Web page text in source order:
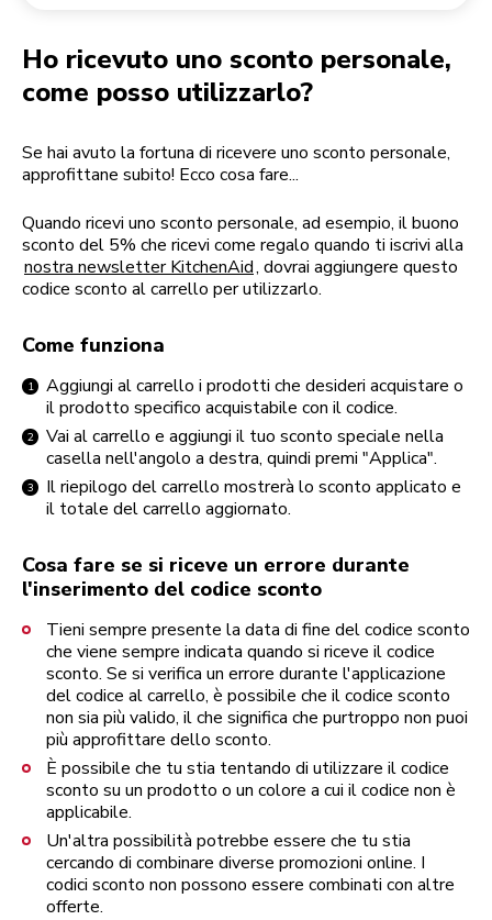
Ho ricevuto uno sconto personale,
come posso utilizzarlo?
Se hai avuto la fortuna di ricevere uno sconto personale,
approfittane subito! Ecco cosa fare...
Quando ricevi uno sconto personale, ad esempio, il buono
sconto del 5% che ricevi come regalo quando ti iscrivi alla
nostra newsletter KitchenAid, dovrai aggiungere questo
codice sconto al carrello per utilizzarlo.
Come funziona
Aggiungi al carrello i prodotti che desideri acquistare o
il prodotto specifico acquistabile con il codice.
Vai al carrello e aggiungi il tuo sconto speciale nella
casella nell'angolo a destra, quindi premi "Applica".
Il riepilogo del carrello mostrerà lo sconto applicato e
il totale del carrello aggiornato.
Cosa fare se si riceve un errore durante
l'inserimento del codice sconto
Tieni sempre presente la data di fine del codice sconto
che viene sempre indicata quando si riceve il codice
sconto. Se si verifica un errore durante l'applicazione
del codice al carrello, è possibile che il codice sconto
non sia più valido, il che significa che purtroppo non puoi
più approfittare dello sconto.
È possibile che tu stia tentando di utilizzare il codice
sconto su un prodotto o un colore a cui il codice non è
applicabile.
Un'altra possibilità potrebbe essere che tu stia
cercando di combinare diverse promozioni online. I
codici sconto non possono essere combinati con altre
offerte.